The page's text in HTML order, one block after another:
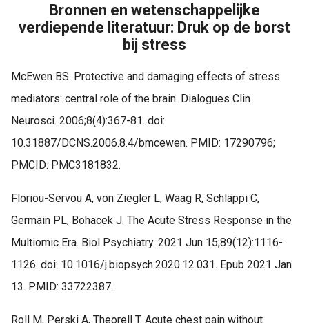
Bronnen en wetenschappelijke
verdiepende literatuur: Druk op de borst
bij stress
McEwen BS. Protective and damaging effects of stress
mediators: central role of the brain. Dialogues Clin
Neurosci. 2006;8(4):367-81. doi:
10.31887/DCNS.2006.8.4/bmcewen. PMID: 17290796;
PMCID: PMC3181832.
Floriou-Servou A, von Ziegler L, Waag R, Schläppi C,
Germain PL, Bohacek J. The Acute Stress Response in the
Multiomic Era. Biol Psychiatry. 2021 Jun 15;89(12):1116-
1126. doi: 10.1016/j.biopsych.2020.12.031. Epub 2021 Jan
13. PMID: 33722387.
Roll M, Perski A, Theorell T. Acute chest pain without